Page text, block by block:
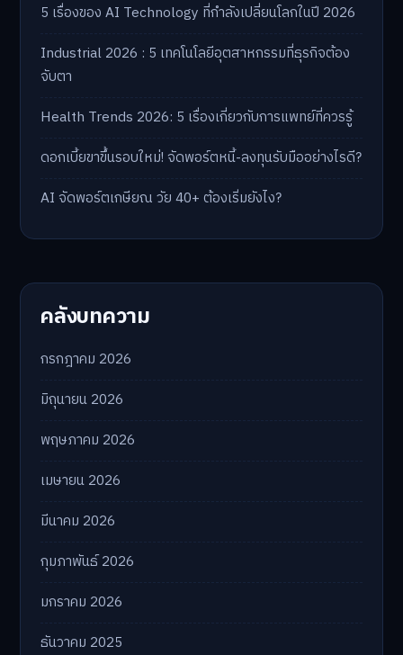
5 เรื่องของ AI Technology ที่กำลังเปลี่ยนโลกในปี 2026
Industrial 2026 : 5 เทคโนโลยีอุตสาหกรรมที่ธุรกิจต้อง
จับตา
Health Trends 2026: 5 เรื่องเกี่ยวกับการแพทย์ที่ควรรู้
ดอกเบี้ยขาขึ้นรอบใหม่! จัดพอร์ตหนี้-ลงทุนรับมืออย่างไรดี?
AI จัดพอร์ตเกษียณ วัย 40+ ต้องเริ่มยังไง?
คลังบทความ
กรกฎาคม 2026
มิถุนายน 2026
พฤษภาคม 2026
เมษายน 2026
มีนาคม 2026
กุมภาพันธ์ 2026
มกราคม 2026
ธันวาคม 2025